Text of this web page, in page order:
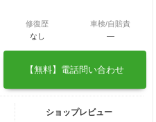
修復歴
なし
車検/自賠責
―
【無料】電話問い合わせ
ショップレビュー